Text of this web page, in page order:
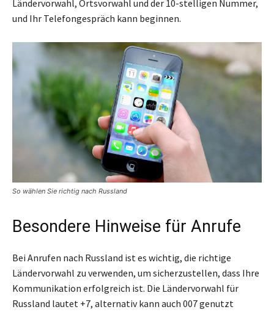
Ländervorwahl, Ortsvorwahl und der 10-stelligen Nummer,
und Ihr Telefongespräch kann beginnen.
So wählen Sie richtig nach Russland
Besondere Hinweise für Anrufe
Bei Anrufen nach Russland ist es wichtig, die richtige
Ländervorwahl zu verwenden, um sicherzustellen, dass Ihre
Kommunikation erfolgreich ist. Die Ländervorwahl für
Russland lautet +7, alternativ kann auch 007 genutzt